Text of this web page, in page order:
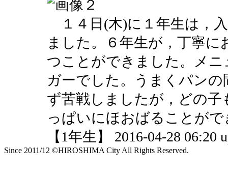
１４日(木)に１年生は，
ました。６年生が，丁寧
つことができました。メ
ガーでした。うまくパン
ず苦戦しましたが，どの
っぱいにほおばることが
【1年生】 2016-04-28 06:20
Since 2011/12 ©HIROSHIMA City All Rights Reserved.